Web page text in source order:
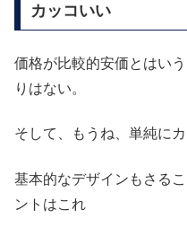
カッコいい
価格が比較的安価とはい
りはない。
そして、もうね、単純にカ
基本的なデザインもさる
ントはこれ